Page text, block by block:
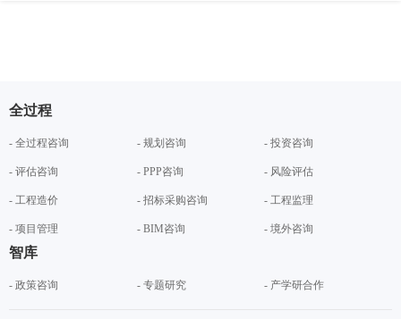
全过程
- 全过程咨询 - 规划咨询 - 投资咨询
- 评估咨询 - PPP咨询 - 风险评估
- 工程造价 - 招标采购咨询 - 工程监理
- 项目管理 - BIM咨询 - 境外咨询
智库
- 政策咨询 - 专题研究 - 产学研合作